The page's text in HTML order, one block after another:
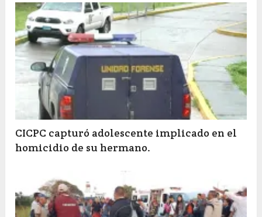
CICPC capturó adolescente implicado en el
homicidio de su hermano.